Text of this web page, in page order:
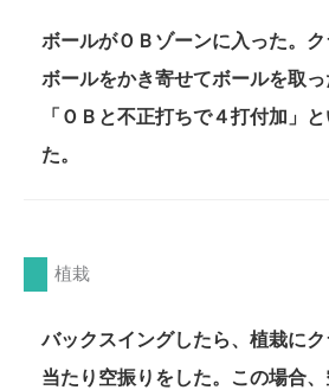
ボールがＯＢゾーンに入った。
ボールをかき寄せてボールを取っ
「ＯＢと不正打ちで４打付加」
た。
植栽
バックスイングしたら、植栽に
当たり空振りをした。この場合、